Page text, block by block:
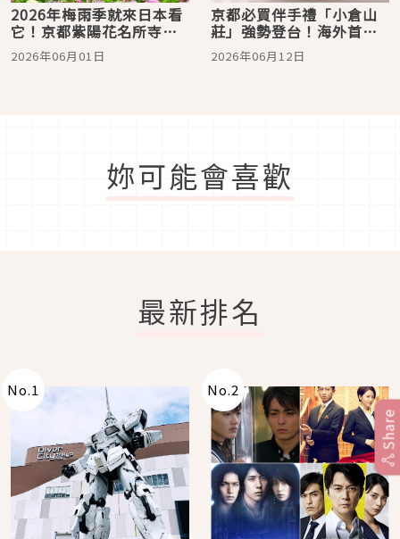
2026年梅雨季就來日本看
它！京都紫陽花名所寺廟
五選
2026年06月01日
京都必買伴手禮「小倉山
莊」強勢登台！海外首店
進駐信義新光三越A8
2026年06月12日
妳可能會喜歡
最新排名
No.1 No.2
Share